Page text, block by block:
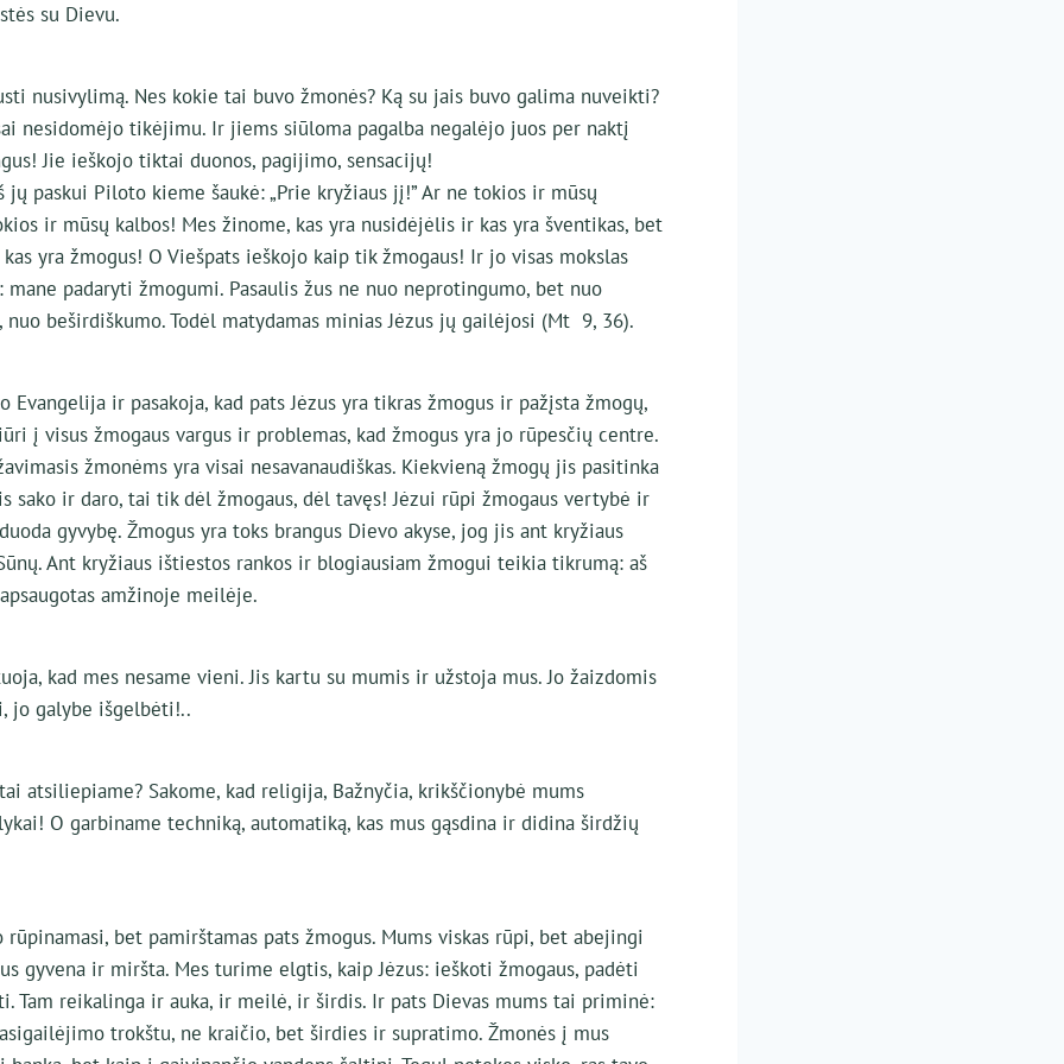
su Dievu.
nusivylimą. Nes kokie tai buvo žmonės? Ką su jais buvo galima nuveikti?
nesidomėjo tikėjimu. Ir jiems siūloma pagalba negalėjo juos per naktį
Jie ieškojo tiktai duonos, pagijimo, sensacijų!
jų paskui Piloto kieme šaukė: „Prie kryžiaus jį!” Ar ne tokios ir mūsų
ir mūsų kalbos! Mes žinome, kas yra nusidėjėlis ir kas yra šventikas, bet
yra žmogus! O Viešpats ieškojo kaip tik žmogaus! Ir jo visas mokslas
padaryti žmogumi. Pasaulis žus ne nuo neprotingumo, bet nuo
nuo beširdiškumo. Todėl matydamas minias Jėzus jų gailėjosi (Mt 9, 36).
Evangelija ir pasakoja, kad pats Jėzus yra tikras žmogus ir pažįsta žmogų,
į visus žmogaus vargus ir problemas, kad žmogus yra jo rūpesčių centre.
žmonėms yra visai nesavanaudiškas. Kiekvieną žmogų jis pasitinka
sako ir daro, tai tik dėl žmogaus, dėl tavęs! Jėzui rūpi žmogaus vertybė ir
gyvybę. Žmogus yra toks brangus Dievo akyse, jog jis ant kryžiaus
Ant kryžiaus ištiestos rankos ir blogiausiam žmogui teikia tikrumą: aš
amžinoje meilėje.
kad mes nesame vieni. Jis kartu su mumis ir užstoja mus. Jo žaizdomis
jo galybe išgelbėti!..
atsiliepiame? Sakome, kad religija, Bažnyčia, krikščionybė mums
O garbiname techniką, automatiką, kas mus gąsdina ir didina širdžių
rūpinamasi, bet pamirštamas pats žmogus. Mums viskas rūpi, bet abejingi
gyvena ir miršta. Mes turime elgtis, kaip Jėzus: ieškoti žmogaus, padėti
Tam reikalinga ir auka, ir meilė, ir širdis. Ir pats Dievas mums tai priminė:
trokštu, ne kraičio, bet širdies ir supratimo. Žmonės į mus